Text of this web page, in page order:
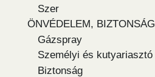
Szer
ÖNVÉDELEM, BIZTONSÁG
Gázspray
Személyi és kutyariasztó
Biztonság